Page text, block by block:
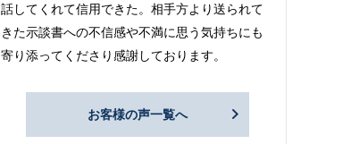
話してくれて信用できた。相手方より送られて
きた示談書への不信感や不満に思う気持ちにも
寄り添ってくださり感謝しております。
お客様の声一覧へ